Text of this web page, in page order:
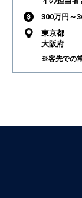
300万円～
東京都
大阪府
※客先での